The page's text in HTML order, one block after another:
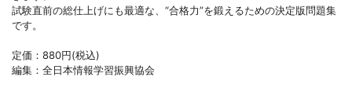
試験直前の総仕上げにも最適な、“合格力”を鍛えるための決定版問題集
です。
定価：880円(税込)
編集：全日本情報学習振興協会